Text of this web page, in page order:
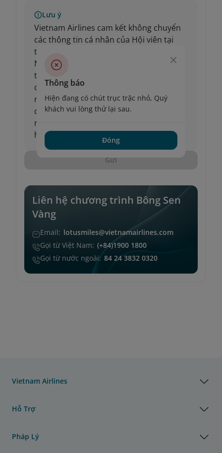
Lưu ý
Vietnam Airlines cam kết không chuyển
các thông tin cá nhân của Hội viên tại
trang đăng ký này ra khỏi lãnh thổ Việt
Nam. Các thông tin của Quý khách tại
trang đăng ký này sẽ không được sử
dụng cho các mục đích khác ngoài
những mục đích được nêu trên hoặc
chia sẻ với bên thứ 3, trừ trường hợp đã
nhận được sự chấp thuận của khách
hàng.
Gửi
Liên hệ chương trình Bông Sen
Vàng
Email: lotusmiles@vietnamairlines.com
Gọi từ Việt Nam: (+84)1900 1800
Gọi từ nước ngoài: 84 24 3832 0320
Vietnam Airlines
Hỗ Trợ
Pháp Lý
Thông báo
Hiện đang có chút trục trặc nhỏ, Quý
khách vui lòng thử lại sau.
Đóng